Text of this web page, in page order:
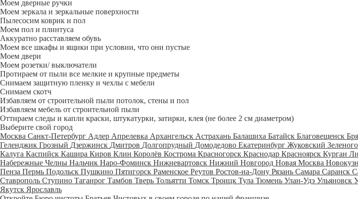
Моем дверные ручки
Моем зеркала и зеркальные поверхности
Пылесосим коврик и пол
Моем пол и плинтуса
Аккуратно расставляем обувь
Моем все шкафы и ящики при условии, что они пустые
Моем двери
Моем розетки/ выключатели
Протираем от пыли все мелкие и крупные предметы
Снимаем защитную пленку и чехлы с мебели
Снимаем скотч
Избавляем от строительной пыли потолок, стены и пол
Избавляем мебель от строительной пыли
Оттираем следы и капли краски, штукатурки, затирки, клея (не более 2 см диаметром)
Выберите свой город
Москва Санкт-Петербург Адлер Апрелевка Архангельск Астрахань Балашиха Батайск Благовещенск
Геленджик Грозный Дзержинск Дмитров Долгопрудный Домодедово Екатеринбург Жуковский
Калуга Каспийск Кашира Киров Клин Королёв Кострома Красногорск Краснодар Красноярск Курган
Набережные Челны Нальчик Наро-Фоминск Нижневартовск Нижний Новгород Новая Москва
Пенза Пермь Подольск Пушкино Пятигорск Раменское Реутов Ростов-на-Дону Рязань Самара Саранск
Ставрополь Ступино Таганрог Тамбов Тверь Тольятти Томск Троицк Тула Тюмень Улан-Удэ Ульяновск
Якутск Ярославль